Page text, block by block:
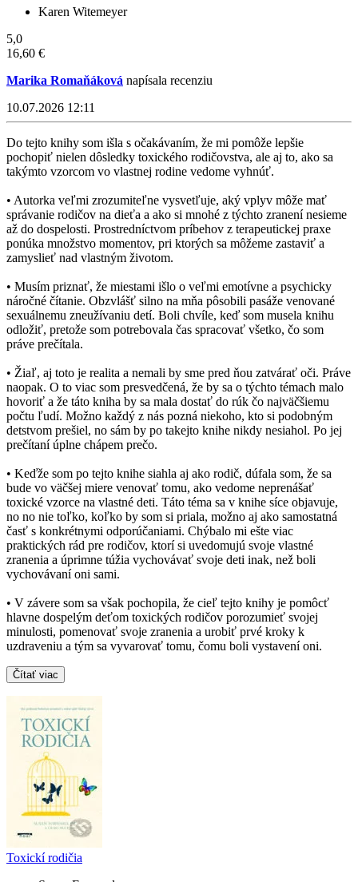
Karen Witemeyer
5,0
16,60 €
Marika Romaňáková napísala recenziu
10.07.2026 12:11
Do tejto knihy som išla s očakávaním, že mi pomôže lepšie
pochopiť nielen dôsledky toxického rodičovstva, ale aj to, ako sa
takýmto vzorcom vo vlastnej rodine vedome vyhnúť.
• Autorka veľmi zrozumiteľne vysvetľuje, aký vplyv môže mať
správanie rodičov na dieťa a ako si mnohé z týchto zranení nesieme
až do dospelosti. Prostredníctvom príbehov z terapeutickej praxe
ponúka množstvo momentov, pri ktorých sa môžeme zastaviť a
zamyslieť nad vlastným životom.
• Musím priznať, že miestami išlo o veľmi emotívne a psychicky
náročné čítanie. Obzvlášť silno na mňa pôsobili pasáže venované
sexuálnemu zneužívaniu detí. Boli chvíle, keď som musela knihu
odložiť, pretože som potrebovala čas spracovať všetko, čo som
práve prečítala.
• Žiaľ, aj toto je realita a nemali by sme pred ňou zatvárať oči. Práve
naopak. O to viac som presvedčená, že by sa o týchto témach malo
hovoriť a že táto kniha by sa mala dostať do rúk čo najväčšiemu
počtu ľudí. Možno každý z nás pozná niekoho, kto si podobným
detstvom prešiel, no sám by po takejto knihe nikdy nesiahol. Po jej
prečítaní úplne chápem prečo.
• Keďže som po tejto knihe siahla aj ako rodič, dúfala som, že sa
bude vo väčšej miere venovať tomu, ako vedome neprenášať
toxické vzorce na vlastné deti. Táto téma sa v knihe síce objavuje,
no no nie toľko, koľko by som si priala, možno aj ako samostatná
časť s konkrétnymi odporúčaniami. Chýbalo mi ešte viac
praktických rád pre rodičov, ktorí si uvedomujú svoje vlastné
zranenia a úprimne túžia vychovávať svoje deti inak, než boli
vychovávaní oni sami.
• V závere som sa však pochopila, že cieľ tejto knihy je pomôcť
hlavne dospelým deťom toxických rodičov porozumieť svojej
minulosti, pomenovať svoje zranenia a urobiť prvé kroky k
uzdraveniu a tým sa vyvarovať tomu, čomu boli vystavení oni.
Čítať viac
Toxickí rodičia